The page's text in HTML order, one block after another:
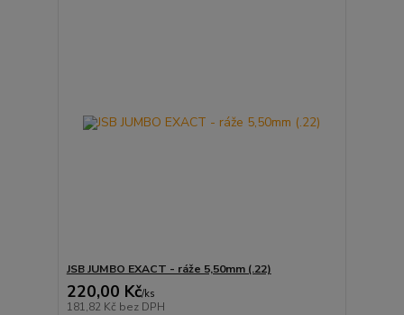
JSB JUMBO EXACT - ráže 5,50mm (.22)
220,00 Kč/ks
181,82 Kč bez DPH